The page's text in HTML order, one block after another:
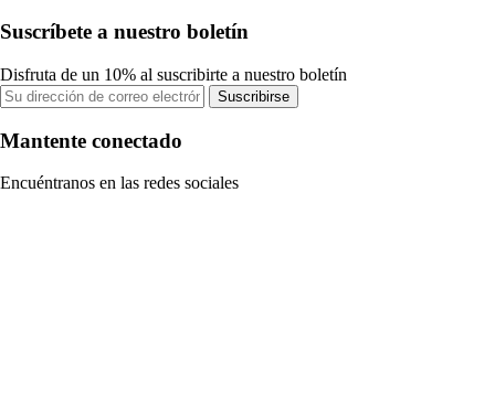
Suscríbete a nuestro boletín
Disfruta de un 10% al suscribirte a nuestro boletín
Suscribirse
Mantente conectado
Encuéntranos en las redes sociales